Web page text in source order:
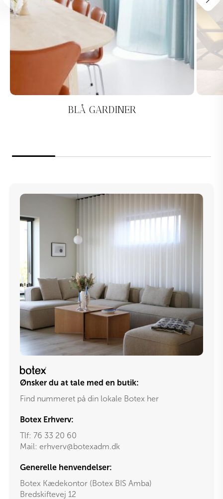
BLÅ GARDINER
Ønsker du at tale med en butik:
Find nummeret på din lokale Botex her
Botex Erhverv:
Tlf: 76 33 20 60
Mail: erhverv@botexadm.dk
Generelle henvendelser:
Botex Kædekontor (Botex BIS Amba)
Bredskiftevej 12